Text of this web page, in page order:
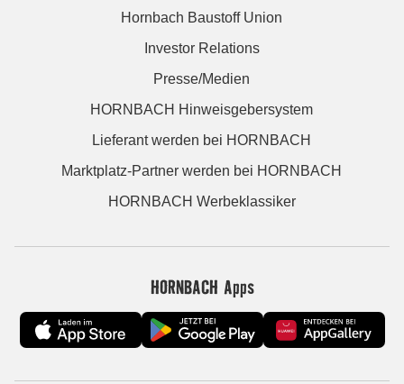
Hornbach Baustoff Union
Investor Relations
Presse/Medien
HORNBACH Hinweisgebersystem
Lieferant werden bei HORNBACH
Marktplatz-Partner werden bei HORNBACH
HORNBACH Werbeklassiker
HORNBACH Apps